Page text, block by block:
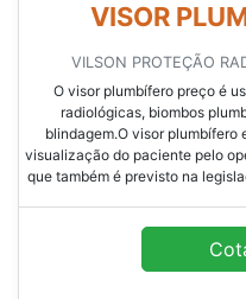
VISOR
VILSON PROTEÇÃO
O visor plumbífero preço é
radiológicas, biombos
blindagem.O visor plumbífero
visualização do paciente pelo
que também é previsto na